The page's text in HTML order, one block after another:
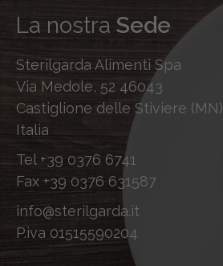
La nostra Sede
Sterilgarda Alimenti Spa
Via Medole, 52 46043
Castiglione delle Stiviere (MN)
Italia
Tel +39 0376 6741
Fax +39 0376 631587
info@sterilgarda.it
P.iva 01515590204